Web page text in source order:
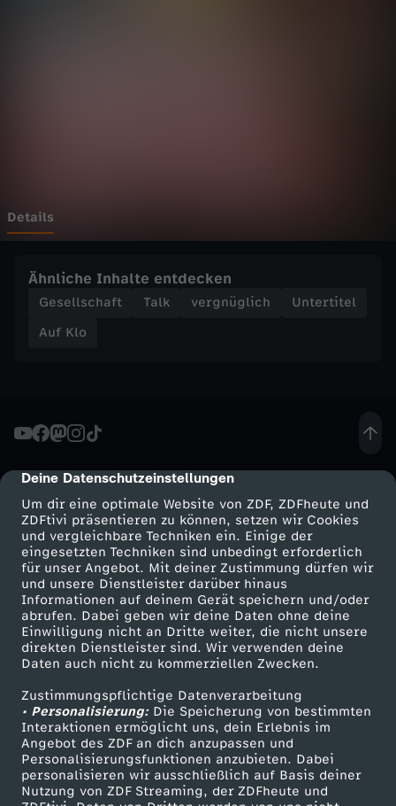
cmp-dialog-description
Deine Datenschutzeinstellungen
Um dir eine optimale Website von ZDF, ZDFheute und
ZDFtivi präsentieren zu können, setzen wir Cookies
und vergleichbare Techniken ein. Einige der
eingesetzten Techniken sind unbedingt erforderlich
für unser Angebot. Mit deiner Zustimmung dürfen wir
und unsere Dienstleister darüber hinaus
Informationen auf deinem Gerät speichern und/oder
abrufen. Dabei geben wir deine Daten ohne deine
Einwilligung nicht an Dritte weiter, die nicht unsere
direkten Dienstleister sind. Wir verwenden deine
Daten auch nicht zu kommerziellen Zwecken.
Zustimmungspflichtige Datenverarbeitung
• Personalisierung:Die Speicherung von bestimmten
Interaktionen ermöglicht uns, dein Erlebnis im
Angebot des ZDF an dich anzupassen und
Personalisierungsfunktionen anzubieten. Dabei
personalisieren wir ausschließlich auf Basis deiner
Nutzung von ZDF Streaming, der ZDFheute und
e
m
:
t
t
a
b
s
a
u
g
u
Details
Ähnliche Inhalte entdecken
Gesellschaft Talk vergnüglich
Untertitel
Auf Klo
Mehr ZDF
ZDF-Apps
Smart TV
ZDFtext
Livestreams
Sendungen A-Z
TV-Programm
Service
ZDFmitreden
Kontakt zum ZDF
Tickets
Zuschauerservice
Hilfe